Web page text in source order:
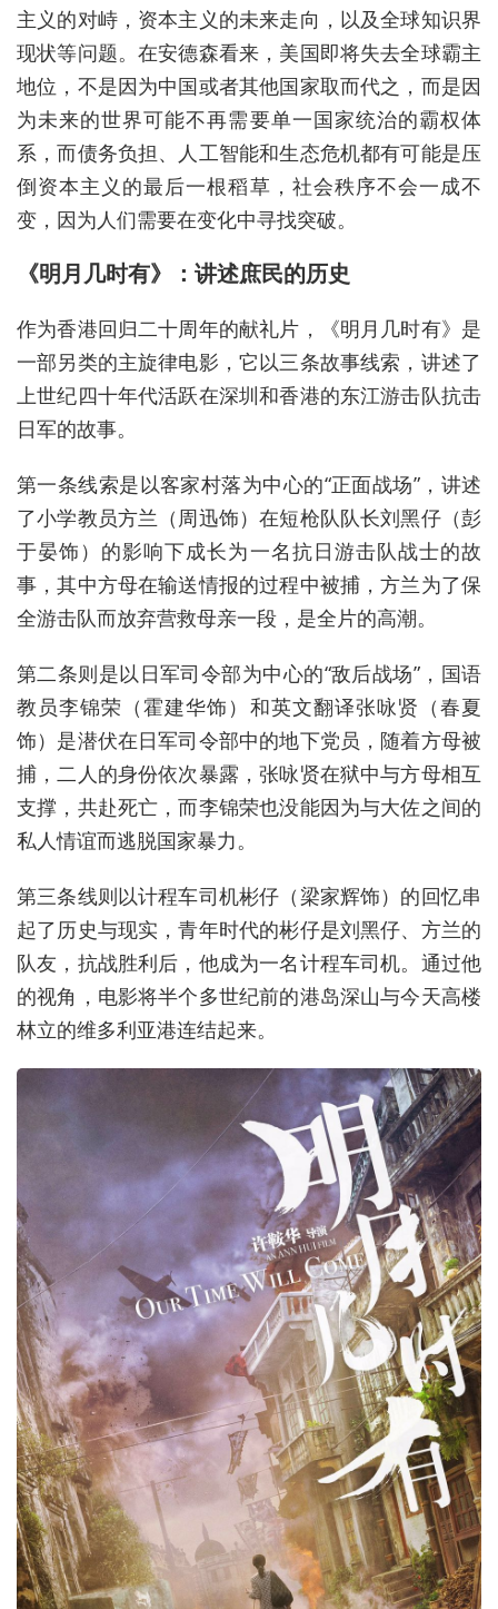
主义的对峙，资本主义的未来走向，以及全球知识界
现状等问题。在安德森看来，美国即将失去全球霸主
地位，不是因为中国或者其他国家取而代之，而是因
为未来的世界可能不再需要单一国家统治的霸权体
系，而债务负担、人工智能和生态危机都有可能是压
倒资本主义的最后一根稻草，社会秩序不会一成不
变，因为人们需要在变化中寻找突破。
《明月几时有》：讲述庶民的历史
作为香港回归二十周年的献礼片，《明月几时有》是
一部另类的主旋律电影，它以三条故事线索，讲述了
上世纪四十年代活跃在深圳和香港的东江游击队抗击
日军的故事。
第一条线索是以客家村落为中心的“正面战场”，讲述
了小学教员方兰（周迅饰）在短枪队队长刘黑仔（彭
于晏饰）的影响下成长为一名抗日游击队战士的故
事，其中方母在输送情报的过程中被捕，方兰为了保
全游击队而放弃营救母亲一段，是全片的高潮。
第二条则是以日军司令部为中心的“敌后战场”，国语
教员李锦荣（霍建华饰）和英文翻译张咏贤（春夏
饰）是潜伏在日军司令部中的地下党员，随着方母被
捕，二人的身份依次暴露，张咏贤在狱中与方母相互
支撑，共赴死亡，而李锦荣也没能因为与大佐之间的
私人情谊而逃脱国家暴力。
第三条线则以计程车司机彬仔（梁家辉饰）的回忆串
起了历史与现实，青年时代的彬仔是刘黑仔、方兰的
队友，抗战胜利后，他成为一名计程车司机。通过他
的视角，电影将半个多世纪前的港岛深山与今天高楼
林立的维多利亚港连结起来。